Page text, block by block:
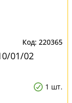
220365
01/02
1 шт.